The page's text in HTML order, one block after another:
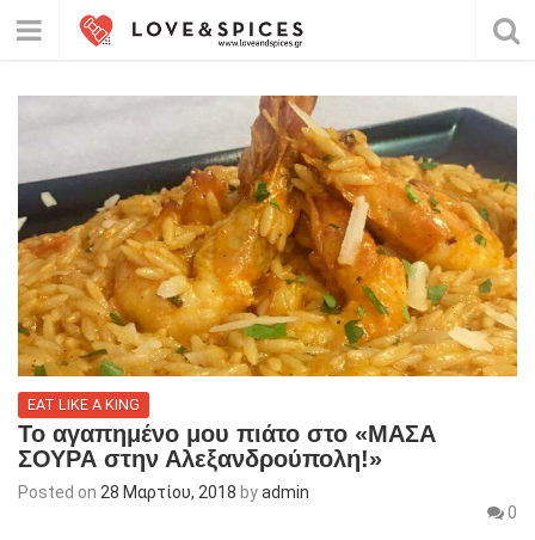
EAT LIKE A KING
Το αγαπημένο μου πιάτο στο «ΜΑΣΑ
ΣΟΥΡΑ στην Αλεξανδρούπολη!»
Posted on 28 Μαρτίου, 2018 byadmin
0